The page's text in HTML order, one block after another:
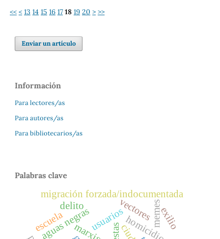
<< < 13 14 15 16 17 18 19 20 > >>
Enviar un artículo
Información
Para lectores/as
Para autores/as
Para bibliotecarios/as
Palabras clave
homicidio
aguas negrasusuarios memes
delito
migración forzada/indocumentada
vectores
escuela exilio